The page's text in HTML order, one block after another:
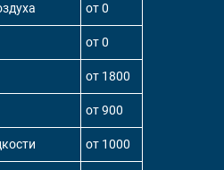
от 0
от 0
от 1800
от 900
от 1000